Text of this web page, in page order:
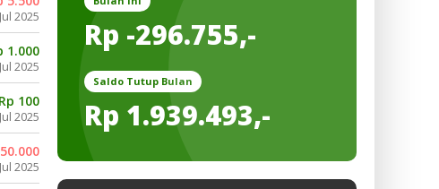
2025
1.000
2025
100
2025
2025
Rp -296.755,-
Saldo Tutup Bulan
Rp 1.939.493,-